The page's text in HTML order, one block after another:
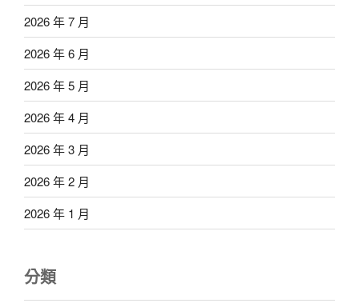
2026 年 7 月
2026 年 6 月
2026 年 5 月
2026 年 4 月
2026 年 3 月
2026 年 2 月
2026 年 1 月
分類